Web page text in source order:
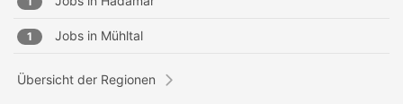
1 Jobs in Mühltal
Übersicht der Regionen